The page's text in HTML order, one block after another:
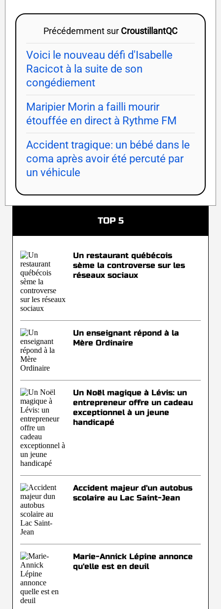
Précédemment sur CroustillantQC
Voici le nouveau défi d'Isabelle
Racicot à la suite de son
congédiement
Maripier Morin a failli mourir
étouffée en direct à Rythme FM
Accident tragique: un bébé dans le
coma après avoir été percuté par
un véhicule
TOP 5
Un restaurant québécois
sème la controverse sur les
réseaux sociaux
Un enseignant répond à la
Mère Ordinaire
Un Noël magique à Lévis: un
entrepreneur offre un cadeau
exceptionnel à un jeune
handicapé
Accident majeur d'un autobus
scolaire au Lac Saint-Jean
Marie-Annick Lépine annonce
qu'elle est en deuil